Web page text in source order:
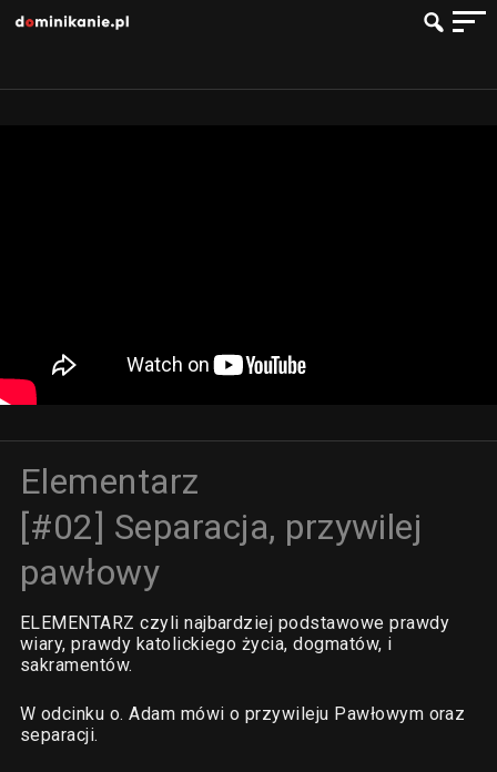
Elementarz
[#02] Separacja, przywilej
pawłowy
ELEMENTARZ czyli najbardziej podstawowe prawdy
wiary, prawdy katolickiego życia, dogmatów, i
sakramentów.
W odcinku o. Adam mówi o przywileju Pawłowym oraz
separacji.